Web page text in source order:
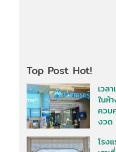
Top Post Hot!
เวล
ในห้
ควบ
งวด
โรง